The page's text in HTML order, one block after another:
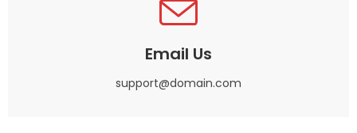
Email Us
support@domain.com